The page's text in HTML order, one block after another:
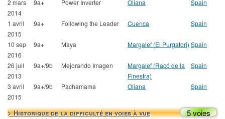
2 mars
2014
9a+ Power Inverter Oliana Spain
1 avril
2015
9a+ Following the Leader Cuenca Spain
10 sep
2016
9a+ Maya Margalef (El Purgatori) Spain
26 juil
2013
9a+/9b Mejorando Imagen
Margalef (Racó de la
Finestra)
Spain
3 avril
2015
9a+/9b Pachamama Oliana Spain
> Historique de la difficulté en voies à vue 5 voies